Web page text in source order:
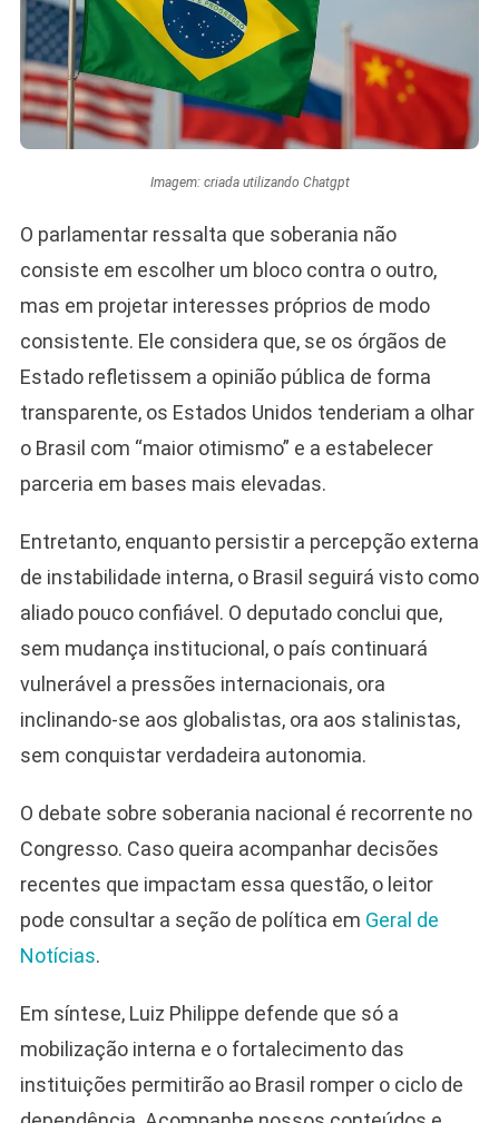
Imagem: criada utilizando Chatgpt
O parlamentar ressalta que soberania não
consiste em escolher um bloco contra o outro,
mas em projetar interesses próprios de modo
consistente. Ele considera que, se os órgãos de
Estado refletissem a opinião pública de forma
transparente, os Estados Unidos tenderiam a olhar
o Brasil com “maior otimismo” e a estabelecer
parceria em bases mais elevadas.
Entretanto, enquanto persistir a percepção externa
de instabilidade interna, o Brasil seguirá visto como
aliado pouco confiável. O deputado conclui que,
sem mudança institucional, o país continuará
vulnerável a pressões internacionais, ora
inclinando-se aos globalistas, ora aos stalinistas,
sem conquistar verdadeira autonomia.
O debate sobre soberania nacional é recorrente no
Congresso. Caso queira acompanhar decisões
recentes que impactam essa questão, o leitor
pode consultar a seção de política em Geral de
Notícias.
Em síntese, Luiz Philippe defende que só a
mobilização interna e o fortalecimento das
instituições permitirão ao Brasil romper o ciclo de